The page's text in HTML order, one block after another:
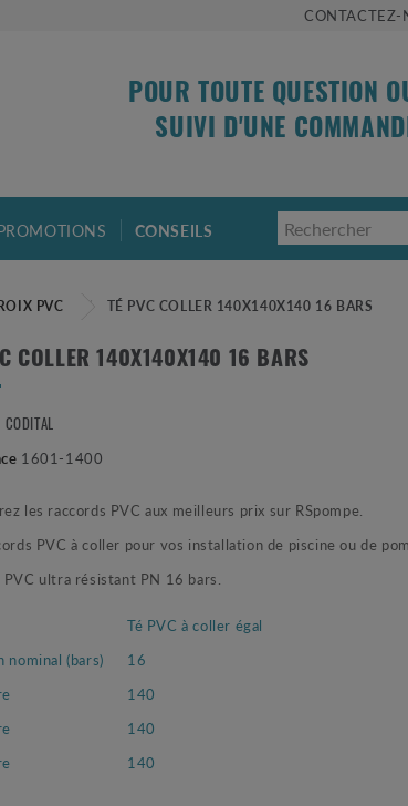
CONTACTEZ-
POUR TOUTE QUESTION
SUIVI D'UNE
CONSEILS
PVC TÉ PVC COLLER 140X140X140 16 BARS
COLLER 140X140X140 16 BARS
CODITAL
1601-1400
les raccords PVC aux meilleurs prix sur RSpompe.
PVC à coller pour vos installation de piscine ou de
PVC ultra résistant PN 16 bars.
Té PVC à coller égal
nominal (bars)
16
140
140
140